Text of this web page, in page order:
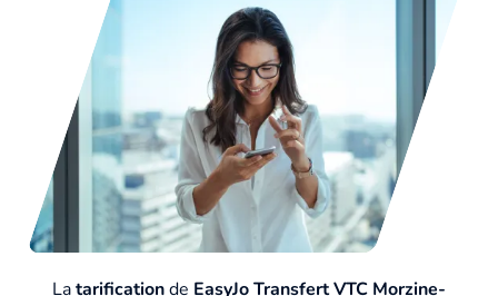
Latarificationde EasyJo Transfert VTC Morzine-